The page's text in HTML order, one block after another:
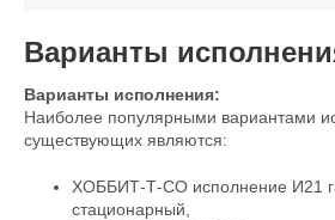
Варианты
Варианты исполнения:
Наиболее популярными вариантами
существующих являются:
ХОББИТ-Т-CO исполнение И21
стационарный,